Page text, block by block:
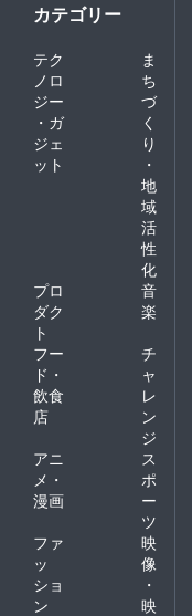
カテゴリー
テク
ノロ
ジー
・ガ
ジェ
ット
ま
ち
づ
く
り
・
地
域
活
性
化
プロ
ダク
ト
音
楽
フー
ド・
飲食
店
チ
ャ
レ
ン
ジ
アニ
メ・
漫画
ス
ポ
ー
ツ
ファ
ッ
ショ
ン
映
像
・
映